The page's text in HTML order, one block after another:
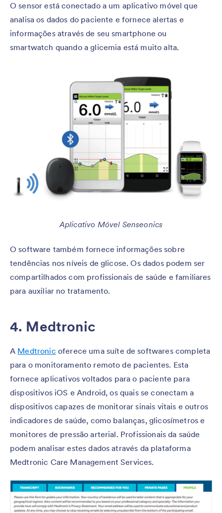
O sensor está conectado a um aplicativo móvel que
analisa os dados do paciente e fornece alertas e
informações através de seu smartphone ou
smartwatch quando a glicemia está muito alta.
Aplicativo Móvel Senseonics
O software também fornece informações sobre
tendências nos níveis de glicose. Os dados podem ser
compartilhados com profissionais de saúde e familiares
para auxiliar no tratamento.
4. Medtronic
A Medtronic oferece uma suíte de softwares completa
para o monitoramento remoto de pacientes. Esta
fornece aplicativos voltados para o paciente para
dispositivos iOS e Android, os quais se conectam a
dispositivos capazes de monitorar sinais vitais e outros
indicadores de saúde, como balanças, glicosímetros e
monitores de pressão arterial. Profissionais da saúde
podem analisar estes dados através da plataforma
Medtronic Care Management Services.